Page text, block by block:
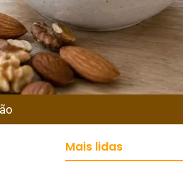
Mais lidas